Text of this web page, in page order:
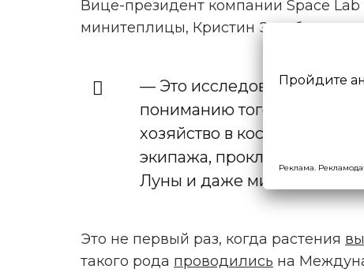
Вице-президент компании Space
минитеплицы, Кристин Эскобар,
— Это исследование
пониманию того, как мы
хозяйство в космосе для
экипажа, прокладывая
Луны и даже миссиям на
Это не первый раз, когда растения
такого рода проводились на
Пройдите
Реклама.